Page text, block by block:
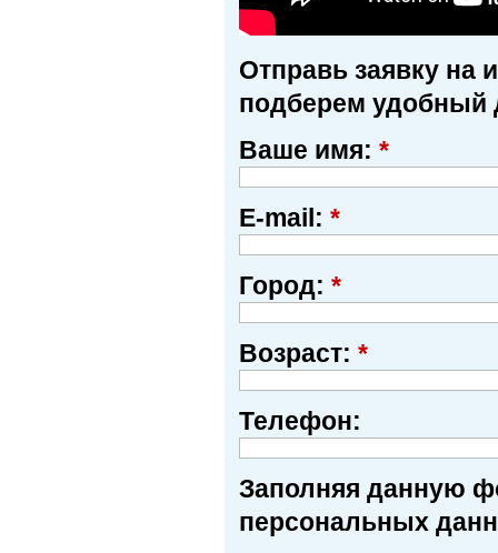
Отправь заявку на
подберем удобный
Ваше имя: *
E-mail: *
Город: *
Возраст: *
Телефон:
Заполняя данную
персональных